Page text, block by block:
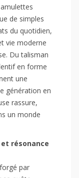
de simples
du quotidien,
vie moderne
Du talisman
en forme
une
génération en
rassure,
un monde
résonance
par